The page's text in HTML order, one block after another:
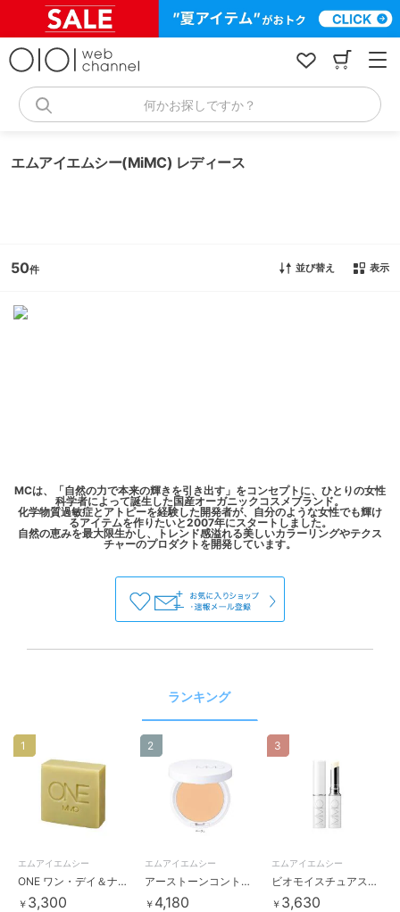
何かお探しですか？
エムアイエムシー(MiMC) レディース
50 並び替え 表示
MCは、「自然の力で本来の輝きを引き出す」をコンセプトに、ひとりの女性
科学者によって誕生した国産オーガニックコスメブランド。
化学物質過敏症とアトピーを経験した開発者が、自分のような女性でも輝け
るアイテムを作りたいと2007年にスタートしました。
自然の恵みを最大限生かし、トレンド感溢れる美しいカラーリングやテクス
ランキング
エムアイエムシー
ONE ワン・デイ＆ナイト プロテクションソープ
￥ 3,300
1
エムアイエムシー
アーストーンコントロールクリアパウダー(リフィル)
￥ 4,180
2
エムアイエムシー
ビオモイスチュアスティック MS
￥ 3,630
3